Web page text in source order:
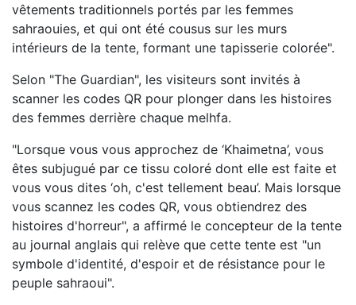
vêtements traditionnels portés par les femmes
sahraouies, et qui ont été cousus sur les murs
intérieurs de la tente, formant une tapisserie colorée".
Selon "The Guardian", les visiteurs sont invités à
scanner les codes QR pour plonger dans les histoires
des femmes derrière chaque melhfa.
"Lorsque vous vous approchez de ‘Khaimetna’, vous
êtes subjugué par ce tissu coloré dont elle est faite et
vous vous dites ‘oh, c'est tellement beau’. Mais lorsque
vous scannez les codes QR, vous obtiendrez des
histoires d'horreur", a affirmé le concepteur de la tente
au journal anglais qui relève que cette tente est "un
symbole d'identité, d'espoir et de résistance pour le
peuple sahraoui".